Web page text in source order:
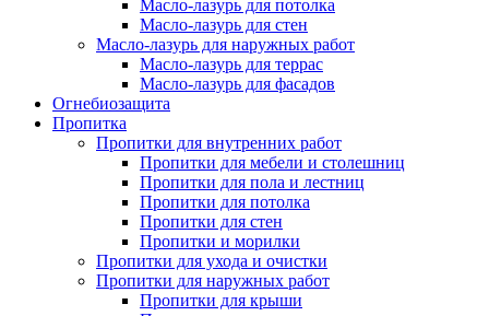
Масло-лазурь для потолка
Масло-лазурь для стен
Масло-лазурь для наружных работ
Масло-лазурь для террас
Масло-лазурь для фасадов
Огнебиозащита
Пропитка
Пропитки для внутренних работ
Пропитки для мебели и столешниц
Пропитки для пола и лестниц
Пропитки для потолка
Пропитки для стен
Пропитки и морилки
Пропитки для ухода и очистки
Пропитки для наружных работ
Пропитки для крыши